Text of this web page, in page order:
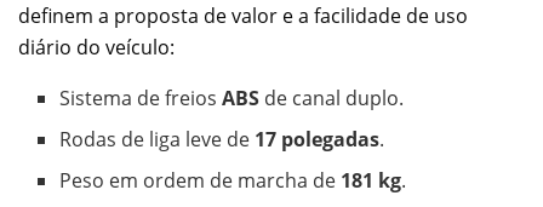
definem a proposta de valor e a facilidade de uso
diário do veículo:
Sistema de freiosABS de canal duplo.
Rodas de liga leve de 17 polegadas.
Peso em ordem de marcha de 181 kg.